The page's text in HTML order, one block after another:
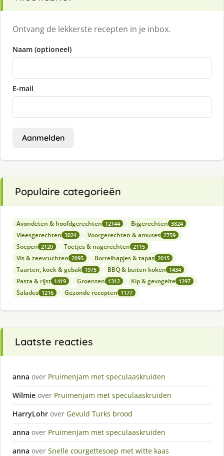
Ontvang de lekkerste recepten in je inbox.
Naam (optioneel)
E-mail
Aanmelden
Populaire categorieën
Avondeten & hoofdgerechten 12144 Bijgerechten 3824
Vleesgerechten 3024 Voorgerechten & amuses 2759
Soepen 2120 Toetjes & nagerechten 2115
Vis & zeevruchten 2095 Borrelhapjes & tapas 2015
Taarten, koek & gebak 1975 BBQ & buiten koken 1434
Pasta & rijst 1419 Groenten 1312 Kip & gevogelte 1297
Salades 1216 Gezonde recepten 1177
Laatste reacties
anna over Pruimenjam met speculaaskruiden
Wilmie over Pruimenjam met speculaaskruiden
HarryLohr over Gevuld Turks brood
anna over Pruimenjam met speculaaskruiden
anna over Snelle courgettesoep met witte kaas